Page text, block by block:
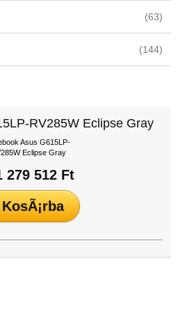
(63)
(144)
RV285W Eclipse Gray
279 512 Ft